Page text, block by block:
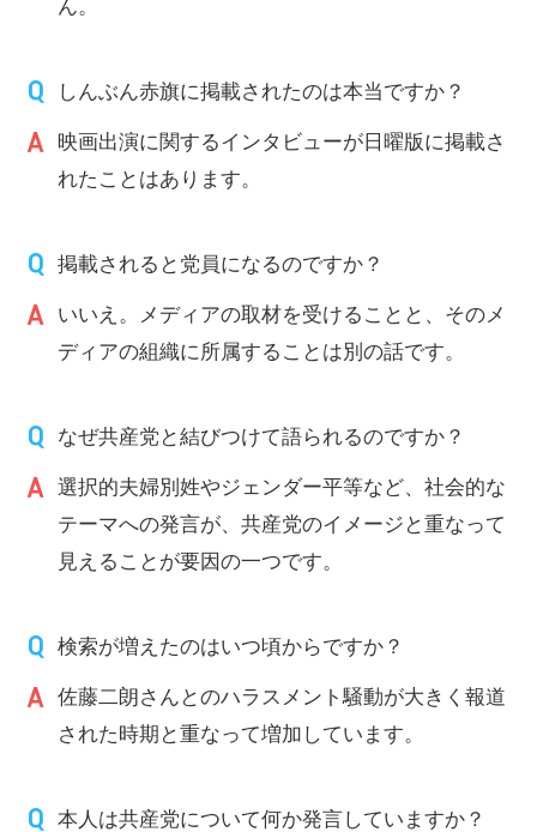
ん。
しんぶん赤旗に掲載されたのは本当ですか？
映画出演に関するインタビューが日曜版に掲載さ
れたことはあります。
掲載されると党員になるのですか？
いいえ。メディアの取材を受けることと、そのメ
ディアの組織に所属することは別の話です。
なぜ共産党と結びつけて語られるのですか？
選択的夫婦別姓やジェンダー平等など、社会的な
テーマへの発言が、共産党のイメージと重なって
見えることが要因の一つです。
検索が増えたのはいつ頃からですか？
佐藤二朗さんとのハラスメント騒動が大きく報道
された時期と重なって増加しています。
本人は共産党について何か発言していますか？